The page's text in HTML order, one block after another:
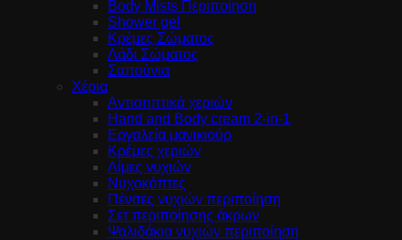
Body Mists Περιποίηση
Shower gel
Κρέμες Σώματος
Λάδι Σώματος
Σαπούνια
Χέρια
Αντισηπτικά χεριών
Hand and Body cream 2-in-1
Εργαλεία μανικιούρ
Κρέμες χεριών
Λίμες νυχιών
Νυχοκόπτες
Πένσες νυχιών περιποίηση
Σετ περιποίησης άκρων
Ψαλιδάκια νυχιών περιποίηση